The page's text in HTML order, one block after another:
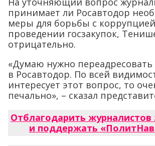
принимает ли Росавтодор
меры для борьбы с
проведении госзакупок,
отрицательно.
«Думаю нужно переадресовать
в Росавтодор. По всей
интересует этот вопрос, то
печально», – сказал
Отблагодарить журналистов
и поддержать